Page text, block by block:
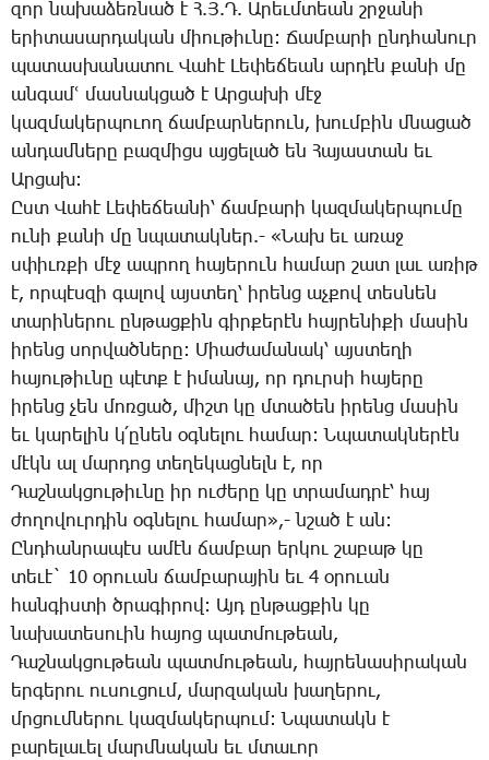
զոր նա­խա­ձեռ­նած է Հ.Յ.Դ. Ա­րեւմ­տեան շրջա­նի
ե­րի­տա­սար­դա­կան միու­թիւ­նը: ­Ճամ­բա­րի ընդ­հա­նուր
պա­տաս­խա­նա­տու ­Վա­հէ ­Լե­փե­ճեան ար­դէն քա­նի մը
ան­գամՙ մաս­նակ­ցած է Ար­ցա­խի մէջ
կազ­մա­կեր­պո­ւող ճամ­բար­նե­րուն, խում­բին մնա­ցած
ան­դամ­նե­րը բազ­միցս այ­ցե­լած են ­Հա­յաս­տան եւ
Ար­ցախ:
Ըստ ­Վա­հէ ­Լե­փե­ճեա­նի՝ ճամ­բա­րի կազ­մա­կեր­պու­մը
ու­նի քա­նի մը նպա­տակ­ներ.- «­Նախ եւ ա­ռաջ
սփիւռ­քի մէջ ապ­րող հա­յե­րուն հա­մար շատ լաւ ա­ռիթ
է, որ­պէս­զի գա­լով այս­տեղ՝ ի­րենց աչ­քով տես­նեն
տա­րի­նե­րու ըն­թաց­քին գիր­քե­րէն հայ­րե­նի­քի մա­սին
ի­րենց սոր­ված­նե­րը: ­Միա­ժա­մա­նակ՝ այս­տե­ղի
հա­յու­թիւ­նը պէտք է ի­մա­նայ, որ դուր­սի հա­յե­րը
ի­րենց չեն մոռ­ցած, միշտ կը մտա­ծեն ի­րենց մա­սին
եւ կա­րե­լին կ­՛ը­նեն օգ­նե­լու հա­մար: Ն­պա­տակ­նե­րէն
մէկն ալ մար­դոց տե­ղե­կաց­նելն է, որ
­Դաշ­նակ­ցու­թիւ­նը իր ու­ժե­րը կը տրա­մադ­րէ՝ հայ
ժո­ղո­վուր­դին օգ­նե­լու հա­մար»,- նշած է ան:
Ընդ­հան­րա­պէս ա­մէն ճամ­բար եր­կու շա­բաթ կը
տե­ւէ` 10 օ­րո­ւան ճամ­բա­րա­յին եւ 4 օ­րո­ւան
հան­գիս­տի ծրա­գի­րով: Այդ ըն­թաց­քին կը
նա­խա­տե­սո­ւին հա­յոց պատ­մու­թեան,
­Դաշ­նակ­ցու­թեան պատ­մու­թեան, հայ­րե­նա­սի­րա­կան
եր­գե­րու ու­սու­ցում, մար­զա­կան խա­ղե­րու,
մրցում­նե­րու կազ­մա­կեր­պում: Ն­պա­տակն է
բա­րե­լա­ւել մարմ­նա­կան եւ մտա­ւոր